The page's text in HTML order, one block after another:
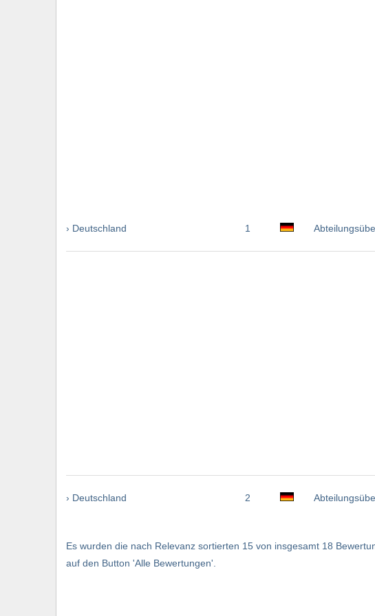
› Deutschland 1
› Deutschland 2
Es wurden die nach Relevanz sortierten 15 von insgesamt 18
auf den Button 'Alle Bewertungen'.